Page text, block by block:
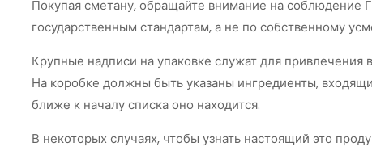
Покупая сметану, обращайте внимание на соблюдение
государственным стандартам, а не по собственному
Крупные надписи на упаковке служат для
На коробке должны быть указаны ингредиенты,
ближе к началу списка оно находится.
В некоторых случаях, чтобы узнать настоящий это